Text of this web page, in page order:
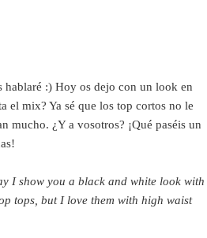
hablaré :) Hoy os dejo con un look en
el mix? Ya sé que los top cortos no le
mucho. ¿Y a vosotros? ¡Qué paséis un
I show you a black and white look with
tops, but I love them with high waist